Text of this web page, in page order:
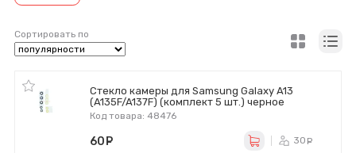
Сортировать по
Стекло камеры для Samsung Galaxy A13
(A135F/A137F) (комплект 5 шт.) черное
Код товара: 48476
60 30